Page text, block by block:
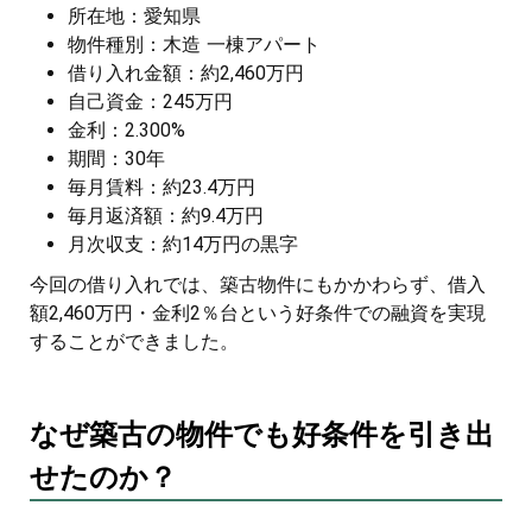
所在地：愛知県
物件種別：木造 一棟アパート
借り入れ金額：約2,460万円
自己資金：245万円
金利：2.300%
期間：30年
毎月賃料：約23.4万円
毎月返済額：約9.4万円
月次収支：約14万円の黒字
今回の借り入れでは、築古物件にもかかわらず、借入
額2,460万円・金利2％台という好条件での融資を実現
することができました。
なぜ築古の物件でも好条件を引き出
せたのか？